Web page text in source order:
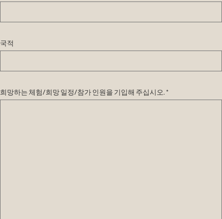
국적
희망하는 체험/희망 일정/참가 인원을 기입해 주십시오. *